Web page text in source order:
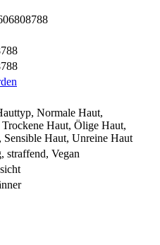
Normale Haut,
Haut, Ölige Haut,
Sensible Haut, Unreine Haut
straffend, Vegan